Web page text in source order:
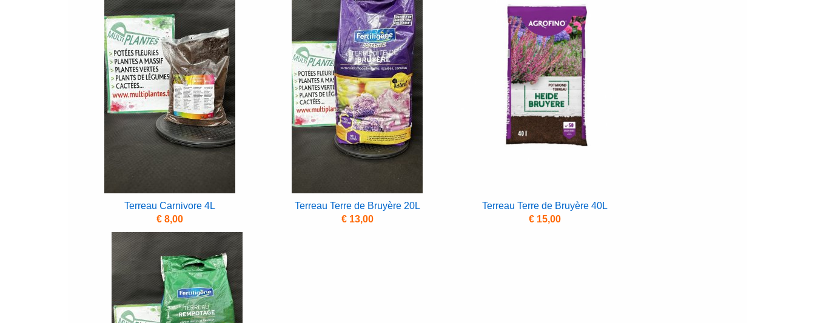
Terreau Carnivore 4L
€ 8,00
Terreau Terre de Bruyère 20L
€ 13,00
Terreau Terre de Bruyère 40L
€ 15,00